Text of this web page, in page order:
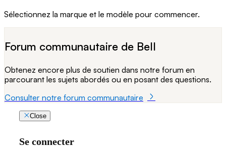
Sélectionnez la marque et le modèle pour commencer.
Forum communautaire de Bell
Obtenez encore plus de soutien dans notre forum en
parcourant les sujets abordés ou en posant des questions.
Consulter notre forum communautaire
Close
Se connecter